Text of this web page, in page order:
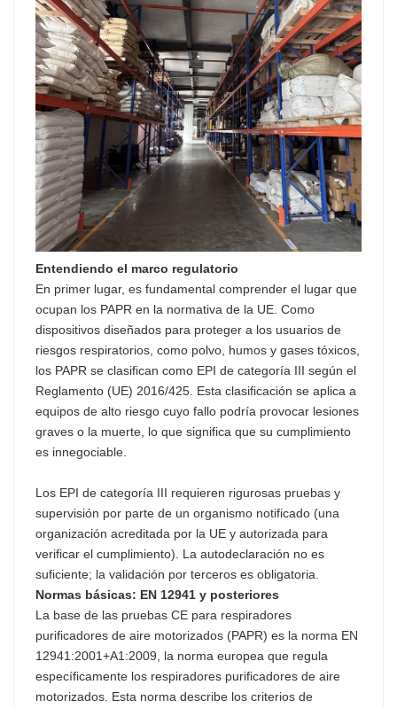
Entendiendo el marco regulatorio
En primer lugar, es fundamental comprender el lugar que
ocupan los PAPR en la normativa de la UE. Como
dispositivos diseñados para proteger a los usuarios de
riesgos respiratorios, como polvo, humos y gases tóxicos,
los PAPR se clasifican como EPI de categoría III según el
Reglamento (UE) 2016/425. Esta clasificación se aplica a
equipos de alto riesgo cuyo fallo podría provocar lesiones
graves o la muerte, lo que significa que su cumplimiento
es innegociable.
Los EPI de categoría III requieren rigurosas pruebas y
supervisión por parte de un organismo notificado (una
organización acreditada por la UE y autorizada para
verificar el cumplimiento). La autodeclaración no es
suficiente; la validación por terceros es obligatoria.
Normas básicas: EN 12941 y posteriores
La base de las pruebas CE para respiradores
purificadores de aire motorizados (PAPR) es la norma EN
12941:2001+A1:2009, la norma europea que regula
específicamente los respiradores purificadores de aire
motorizados. Esta norma describe los criterios de